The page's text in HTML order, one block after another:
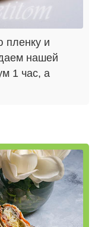
пленку и
нашей
1 час, а